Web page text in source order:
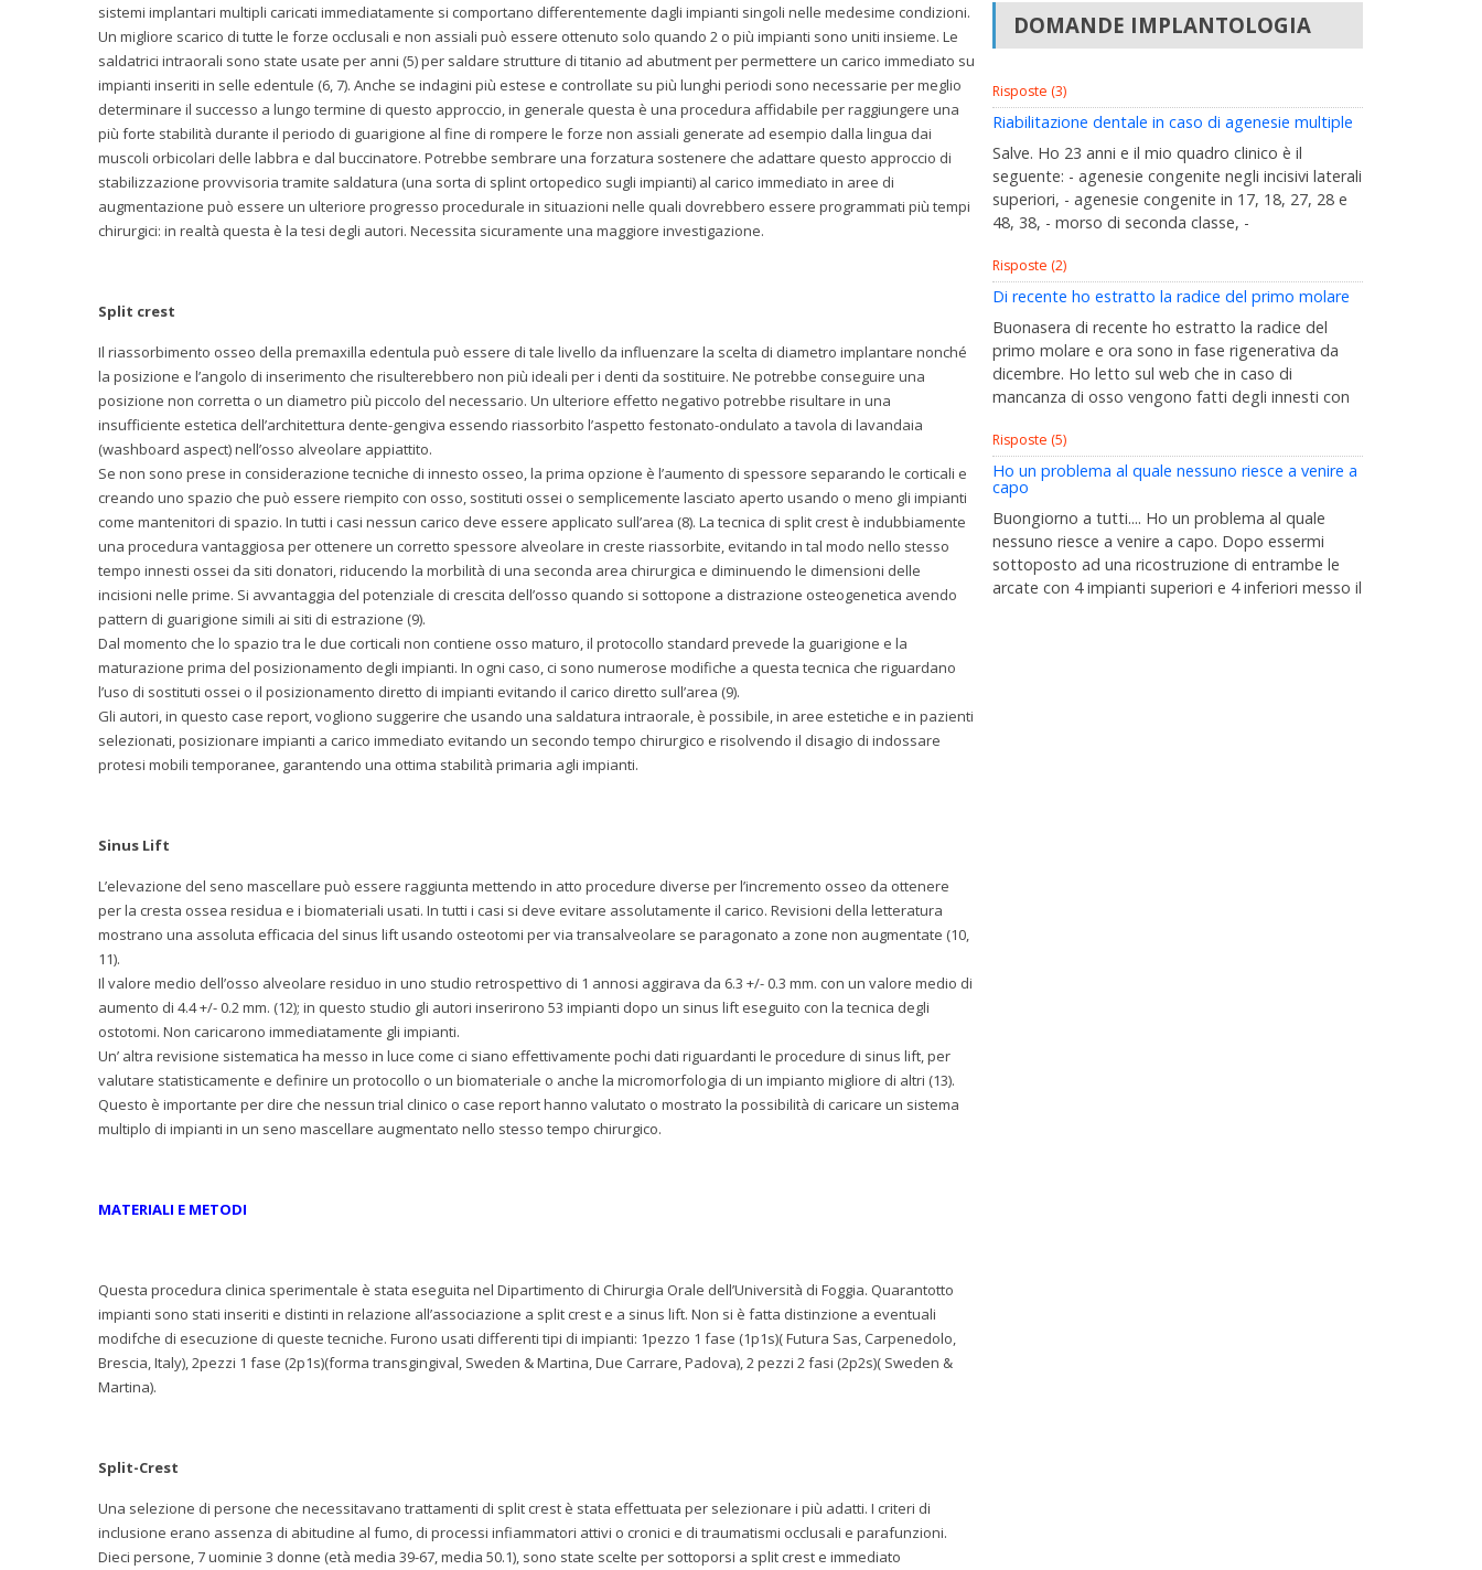
sistemi implantari multipli caricati immediatamente si comportano differentemente dagli impianti singoli nelle medesime condizioni.
Un migliore scarico di tutte le forze occlusali e non assiali può essere ottenuto solo quando 2 o più impianti sono uniti insieme. Le
saldatrici intraorali sono state usate per anni (5) per saldare strutture di titanio ad abutment per permettere un carico immediato su
impianti inseriti in selle edentule (6, 7). Anche se indagini più estese e controllate su più lunghi periodi sono necessarie per meglio
determinare il successo a lungo termine di questo approccio, in generale questa è una procedura affidabile per raggiungere una
più forte stabilità durante il periodo di guarigione al fine di rompere le forze non assiali generate ad esempio dalla lingua dai
muscoli orbicolari delle labbra e dal buccinatore. Potrebbe sembrare una forzatura sostenere che adattare questo approccio di
stabilizzazione provvisoria tramite saldatura (una sorta di splint ortopedico sugli impianti) al carico immediato in aree di
augmentazione può essere un ulteriore progresso procedurale in situazioni nelle quali dovrebbero essere programmati più tempi
chirurgici: in realtà questa è la tesi degli autori. Necessita sicuramente una maggiore investigazione.
Split crest
Il riassorbimento osseo della premaxilla edentula può essere di tale livello da influenzare la scelta di diametro implantare nonché
la posizione e l’angolo di inserimento che risulterebbero non più ideali per i denti da sostituire. Ne potrebbe conseguire una
posizione non corretta o un diametro più piccolo del necessario. Un ulteriore effetto negativo potrebbe risultare in una
insufficiente estetica dell’architettura dente-gengiva essendo riassorbito l’aspetto festonato-ondulato a tavola di lavandaia
(washboard aspect) nell’osso alveolare appiattito.
Se non sono prese in considerazione tecniche di innesto osseo, la prima opzione è l’aumento di spessore separando le corticali e
creando uno spazio che può essere riempito con osso, sostituti ossei o semplicemente lasciato aperto usando o meno gli impianti
come mantenitori di spazio. In tutti i casi nessun carico deve essere applicato sull’area (8). La tecnica di split crest è indubbiamente
una procedura vantaggiosa per ottenere un corretto spessore alveolare in creste riassorbite, evitando in tal modo nello stesso
tempo innesti ossei da siti donatori, riducendo la morbilità di una seconda area chirurgica e diminuendo le dimensioni delle
incisioni nelle prime. Si avvantaggia del potenziale di crescita dell’osso quando si sottopone a distrazione osteogenetica avendo
pattern di guarigione simili ai siti di estrazione (9).
Dal momento che lo spazio tra le due corticali non contiene osso maturo, il protocollo standard prevede la guarigione e la
maturazione prima del posizionamento degli impianti. In ogni caso, ci sono numerose modifiche a questa tecnica che riguardano
l’uso di sostituti ossei o il posizionamento diretto di impianti evitando il carico diretto sull’area (9).
Gli autori, in questo case report, vogliono suggerire che usando una saldatura intraorale, è possibile, in aree estetiche e in pazienti
selezionati, posizionare impianti a carico immediato evitando un secondo tempo chirurgico e risolvendo il disagio di indossare
protesi mobili temporanee, garantendo una ottima stabilità primaria agli impianti.
Sinus Lift
L’elevazione del seno mascellare può essere raggiunta mettendo in atto procedure diverse per l’incremento osseo da ottenere
per la cresta ossea residua e i biomateriali usati. In tutti i casi si deve evitare assolutamente il carico. Revisioni della letteratura
mostrano una assoluta efficacia del sinus lift usando osteotomi per via transalveolare se paragonato a zone non augmentate (10,
11).
Il valore medio dell’osso alveolare residuo in uno studio retrospettivo di 1 annosi aggirava da 6.3 +/- 0.3 mm. con un valore medio di
aumento di 4.4 +/- 0.2 mm. (12); in questo studio gli autori inserirono 53 impianti dopo un sinus lift eseguito con la tecnica degli
ostotomi. Non caricarono immediatamente gli impianti.
Un’ altra revisione sistematica ha messo in luce come ci siano effettivamente pochi dati riguardanti le procedure di sinus lift, per
valutare statisticamente e definire un protocollo o un biomateriale o anche la micromorfologia di un impianto migliore di altri (13).
Questo è importante per dire che nessun trial clinico o case report hanno valutato o mostrato la possibilità di caricare un sistema
multiplo di impianti in un seno mascellare augmentato nello stesso tempo chirurgico.
MATERIALI E METODI
Questa procedura clinica sperimentale è stata eseguita nel Dipartimento di Chirurgia Orale dell’Università di Foggia. Quarantotto
impianti sono stati inseriti e distinti in relazione all’associazione a split crest e a sinus lift. Non si è fatta distinzione a eventuali
modifche di esecuzione di queste tecniche. Furono usati differenti tipi di impianti: 1pezzo 1 fase (1p1s)( Futura Sas, Carpenedolo,
Brescia, Italy), 2pezzi 1 fase (2p1s)(forma transgingival, Sweden & Martina, Due Carrare, Padova), 2 pezzi 2 fasi (2p2s)( Sweden &
Martina).
Split-Crest
Una selezione di persone che necessitavano trattamenti di split crest è stata effettuata per selezionare i più adatti. I criteri di
inclusione erano assenza di abitudine al fumo, di processi infiammatori attivi o cronici e di traumatismi occlusali e parafunzioni.
Dieci persone, 7 uominie 3 donne (età media 39-67, media 50.1), sono state scelte per sottoporsi a split crest e immediato
DOMANDE IMPLANTOLOGIA
Risposte (3)
Riabilitazione dentale in caso di agenesie multiple
Salve. Ho 23 anni e il mio quadro clinico è il
seguente: - agenesie congenite negli incisivi laterali
superiori, - agenesie congenite in 17, 18, 27, 28 e
48, 38, - morso di seconda classe, -
Risposte (2)
Di recente ho estratto la radice del primo molare
Buonasera di recente ho estratto la radice del
primo molare e ora sono in fase rigenerativa da
dicembre. Ho letto sul web che in caso di
mancanza di osso vengono fatti degli innesti con
Risposte (5)
Ho un problema al quale nessuno riesce a venire a
capo
Buongiorno a tutti.... Ho un problema al quale
nessuno riesce a venire a capo. Dopo essermi
sottoposto ad una ricostruzione di entrambe le
arcate con 4 impianti superiori e 4 inferiori messo il